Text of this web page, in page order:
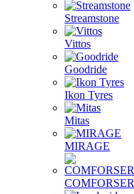
Streamstone
Vittos
Goodride
Ikon Tyres
Mitas
MIRAGE
COMFORSER